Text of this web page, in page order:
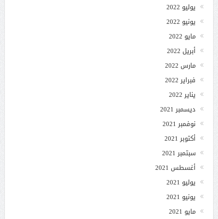
يوليو 2022
يونيو 2022
مايو 2022
أبريل 2022
مارس 2022
فبراير 2022
يناير 2022
ديسمبر 2021
نوفمبر 2021
أكتوبر 2021
سبتمبر 2021
أغسطس 2021
يوليو 2021
يونيو 2021
مايو 2021